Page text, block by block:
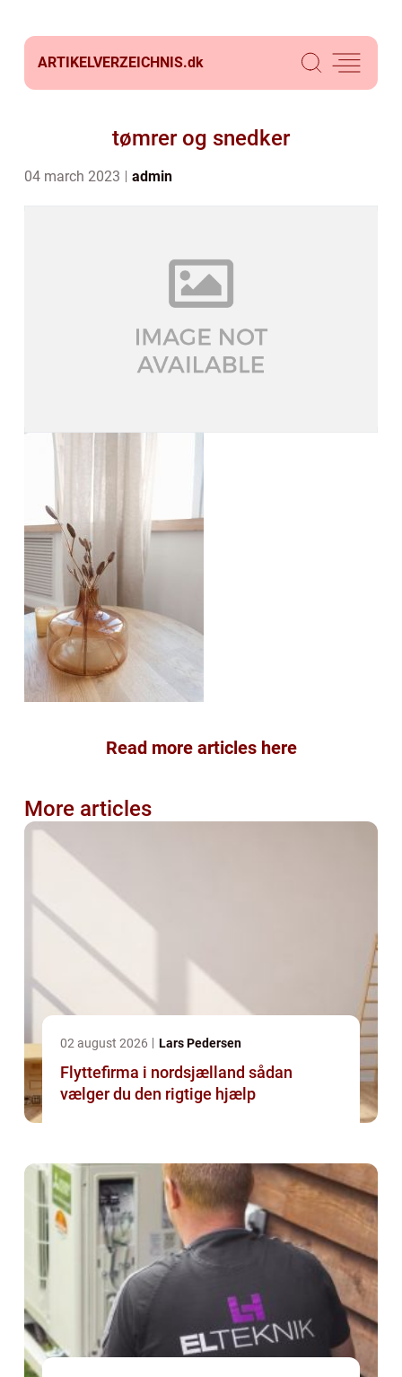
ARTIKELVERZEICHNIS.dk
tømrer og snedker
04 march 2023 admin
Read more articles here
More articles
02 august 2026 Lars Pedersen
Flyttefirma i nordsjælland sådan
vælger du den rigtige hjælp